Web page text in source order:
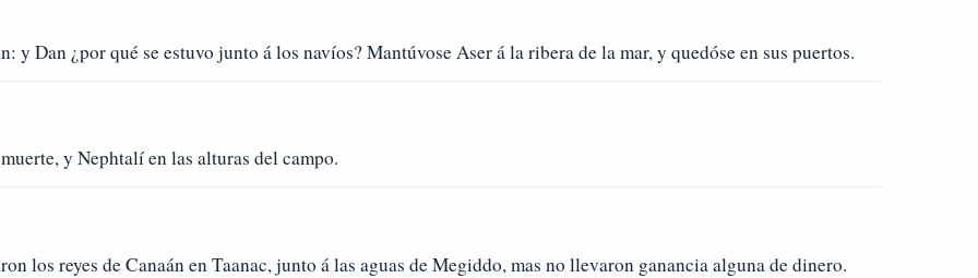
y Dan ¿por qué se estuvo junto á los navíos? Mantúvose Aser á la ribera de la mar, y quedóse en sus puertos.
y Nephtalí en las alturas del campo.
los reyes de Canaán en Taanac, junto á las aguas de Megiddo, mas no llevaron ganancia alguna de dinero.